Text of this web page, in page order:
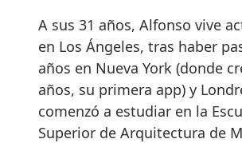
A sus 31 años, Alfonso vive
en Los Ángeles, tras haber
años en Nueva York (donde
años, su primera app) y
comenzó a estudiar en la
Superior de Arquitectura de